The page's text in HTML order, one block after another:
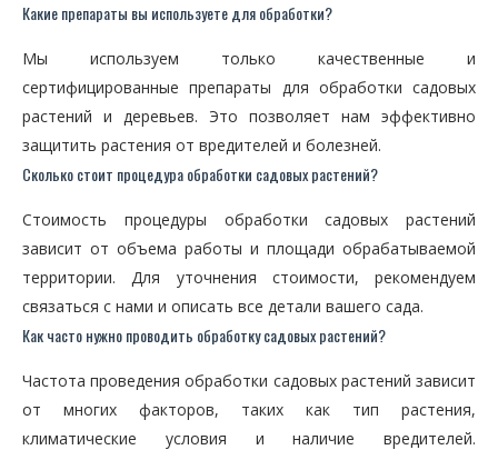
Какие препараты вы используете для обработки?
Мы используем только качественные и
сертифицированные препараты для обработки садовых
растений и деревьев. Это позволяет нам эффективно
защитить растения от вредителей и болезней.
Сколько стоит процедура обработки садовых растений?
Стоимость процедуры обработки садовых растений
зависит от объема работы и площади обрабатываемой
территории. Для уточнения стоимости, рекомендуем
связаться с нами и описать все детали вашего сада.
Как часто нужно проводить обработку садовых растений?
Частота проведения обработки садовых растений зависит
от многих факторов, таких как тип растения,
климатические условия и наличие вредителей.